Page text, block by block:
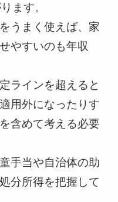
ます。
うまく使えば、家
やすいのも年収
ラインを超えると
用外になったりす
含めて考える必要
手当や自治体の助
分所得を把握して